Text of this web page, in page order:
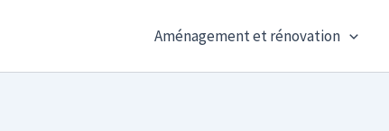
Aménagement et rénovation